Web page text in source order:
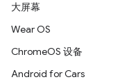
大屏幕
Wear OS
ChromeOS 设备
Android for Cars